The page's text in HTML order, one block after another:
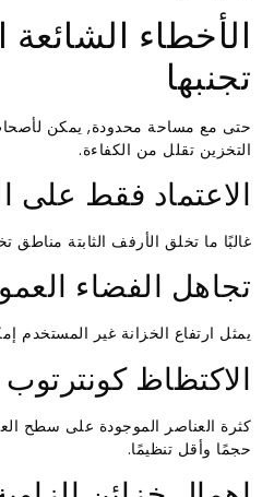
الأخطاء
تجنبها
حتى مع مساحة محدودة, يمكن
التخزين تقلل من الكفاءة.
الاعتماد فقط على
غالبًا ما تخلق الأرفف الثابتة مناطق
تجاهل الفضاء
يمثل ارتفاع الخزانة غير المستخدم
الاكتظاظ كونترتوب
كثرة العناصر الموجودة على سطح
حجمًا وأقل تنظيمًا.